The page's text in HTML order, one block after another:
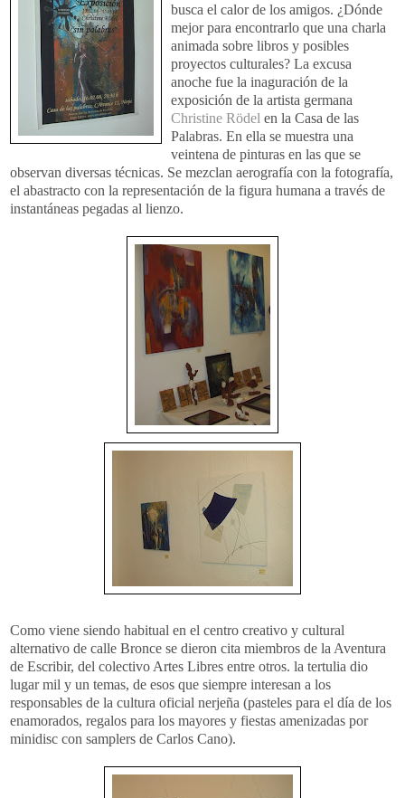
busca el calor de los amigos. ¿Dónde
mejor para encontrarlo que una charla
animada sobre libros y posibles
proyectos culturales? La excusa
anoche fue la inaguración de la
exposición de la artista germana
Christine Rödel en la Casa de las
Palabras. En ella se muestra una
veintena de pinturas en las que se
observan diversas técnicas. Se mezclan aerografía con la fotografía,
el abastracto con la representación de la figura humana a través de
instantáneas pegadas al lienzo.
Como viene siendo habitual en el centro creativo y cultural
alternativo de calle Bronce se dieron cita miembros de la Aventura
de Escribir, del colectivo Artes Libres entre otros. la tertulia dio
lugar mil y un temas, de esos que siempre interesan a los
responsables de la cultura oficial nerjeña (pasteles para el día de los
enamorados, regalos para los mayores y fiestas amenizadas por
minidisc con samplers de Carlos Cano).